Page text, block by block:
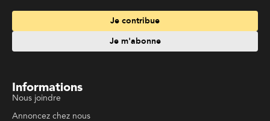
Informations
Services
Travailler à La Liberté